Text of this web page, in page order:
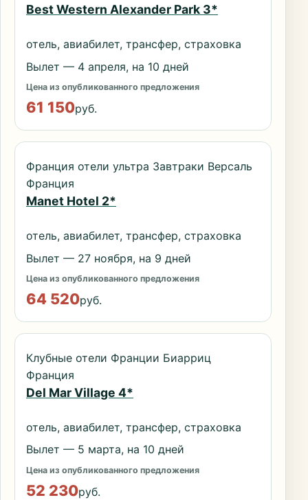
Best Western Alexander Park 3*
отель, авиабилет, трансфер, страховка
Вылет — 4 апреля, на 10 дней
Цена из опубликованного предложения
61 150руб.
Франция отели ультра Завтраки Версаль
Франция
Manet Hotel 2*
отель, авиабилет, трансфер, страховка
Вылет — 27 ноября, на 9 дней
Цена из опубликованного предложения
64 520руб.
Клубные отели Франции Биарриц
Франция
Del Mar Village 4*
отель, авиабилет, трансфер, страховка
Вылет — 5 марта, на 10 дней
Цена из опубликованного предложения
52 230руб.